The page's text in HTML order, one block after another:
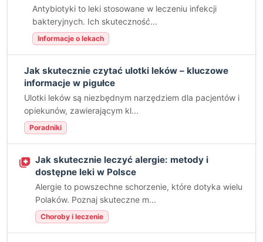
Antybiotyki to leki stosowane w leczeniu infekcji
bakteryjnych. Ich skuteczność...
Informacje o lekach
Jak skutecznie czytać ulotki leków – kluczowe
informacje w pigułce
Ulotki leków są niezbędnym narzędziem dla pacjentów i
opiekunów, zawierającym kl...
Poradniki
Jak skutecznie leczyć alergie: metody i
dostępne leki w Polsce
Alergie to powszechne schorzenie, które dotyka wielu
Polaków. Poznaj skuteczne m...
Choroby i leczenie